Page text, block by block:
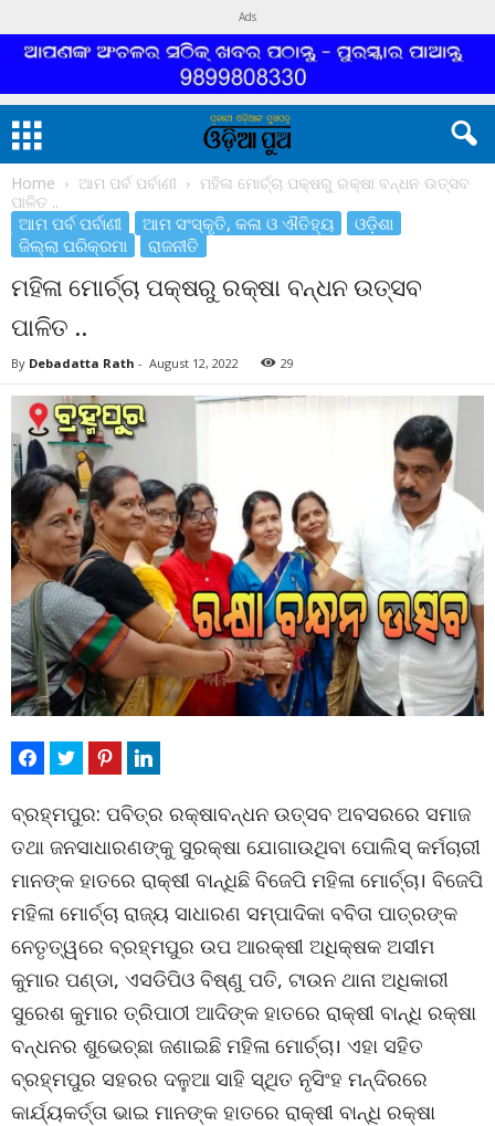
Ads
Home ଆମ ପର୍ବ ପର୍ବାଣୀ
ମହିଳା ମୋର୍ଚ୍ଚା ପକ୍ଷରୁ ରକ୍ଷା ବନ୍ଧନ ଉତ୍ସବ
ପାଳିତ ..
ଆମ ପର୍ବ ପର୍ବାଣୀ ଆମ ସଂସ୍କୃତି, କଳା ଓ ଐତିହ୍ୟ
ଓଡ଼ିଶା
ଜିଲ୍ଲା ପରିକ୍ରମା
ରାଜନୀତି
ମହିଳା ମୋର୍ଚ୍ଚା ପକ୍ଷରୁ ରକ୍ଷା ବନ୍ଧନ ଉତ୍ସବ
ପାଳିତ ..
By Debadatta Rath - August 12, 2022 29
ବ୍ରହ୍ମପୁର: ପବିତ୍ର ରକ୍ଷାବନ୍ଧନ ଉତ୍ସବ ଅବସରରେ ସମାଜ
ତଥା ଜନସାଧାରଣଙ୍କୁ ସୁରକ୍ଷା ଯୋଗାଉଥିବା ପୋଲିସ୍ କର୍ମଚାରୀ
ମାନଙ୍କ ହାତରେ ରାକ୍ଷୀ ବାନ୍ଧିଛି ବିଜେପି ମହିଳା ମୋର୍ଚ୍ଚା। ବିଜେପି
ମହିଳା ମୋର୍ଚ୍ଚା ରାଜ୍ୟ ସାଧାରଣ ସମ୍ପାଦିକା ବବିତା ପାତ୍ରଙ୍କ
ନେତୃତ୍ୱରେ ବ୍ରହ୍ମପୁର ଉପ ଆରକ୍ଷୀ ଅଧିକ୍ଷକ ଅସୀମ
କୁମାର ପଣ୍ଡା, ଏସଡିପିଓ ବିଷ୍ଣୁ ପତି, ଟାଉନ ଥାନା ଅଧିକାରୀ
ସୁରେଶ କୁମାର ତ୍ରିପାଠୀ ଆଦିଙ୍କ ହାତରେ ରାକ୍ଷୀ ବାନ୍ଧି ରକ୍ଷା
ବନ୍ଧନର ଶୁଭେଚ୍ଛା ଜଣାଇଛି ମହିଳା ମୋର୍ଚ୍ଚା। ଏହା ସହିତ
ବ୍ରହ୍ମପୁର ସହରର ଦଳୁଆ ସାହି ସ୍ଥିତ ନୃସିଂହ ମନ୍ଦିରରେ
କାର୍ଯ୍ୟକର୍ତ୍ତା ଭାଇ ମାନଙ୍କ ହାତରେ ରାକ୍ଷୀ ବାନ୍ଧି ରକ୍ଷା